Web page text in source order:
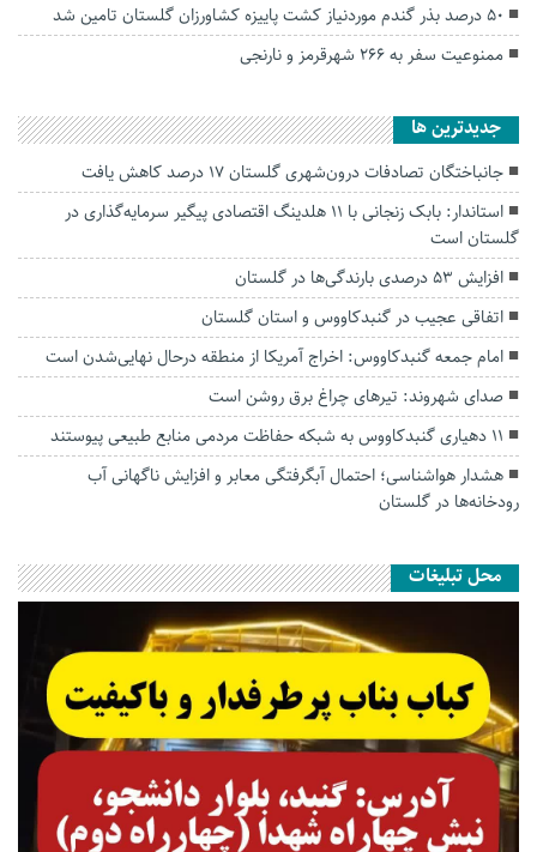
۵۰ درصد بذر گندم موردنیاز کشت پاییزه کشاورزان گلستان تامین شد
ممنوعیت سفر به ۲۶۶ شهرقرمز و نارنجی
جديدترين ها
جانباختگان تصادفات درون‌شهری گلستان ۱۷ درصد کاهش یافت
استاندار: بابک زنجانی با ۱۱ هلدینگ اقتصادی پیگیر سرمایه‌گذاری در
گلستان است
افزایش ۵۳ درصدی بارندگی‌ها در گلستان
اتفاقی عجیب در‌ گنبدکاووس و استان گلستان
امام جمعه گنبدکاووس: اخراج آمریکا از منطقه درحال نهایی‌شدن است
صدای شهروند: تیرهای چراغ برق روشن است
۱۱ دهیاری گنبدکاووس به شبکه حفاظت مردمی منابع طبیعی پیوستند
هشدار هواشناسی؛ احتمال آبگرفتگی معابر و افزایش ناگهانی آب
رودخانه‌ها در گلستان
محل تبلیغات